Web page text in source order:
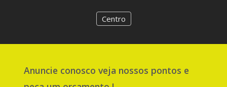
Centro
Anuncie conosco veja nossos pontos e